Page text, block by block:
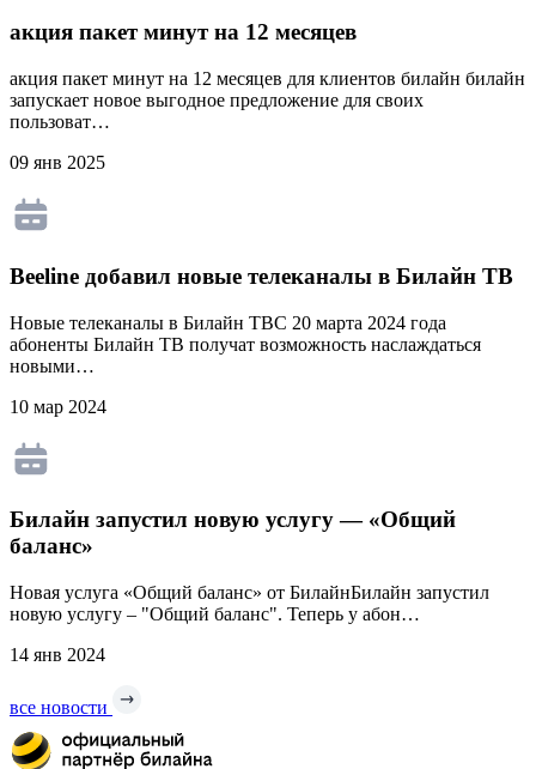
акция пакет минут на 12 месяцев
акция пакет минут на 12 месяцев для клиентов билайн билайн
запускает новое выгодное предложение для своих
пользоват…
09 янв 2025
Beeline добавил новые телеканалы в Билайн ТВ
Новые телеканалы в Билайн ТВС 20 марта 2024 года
абоненты Билайн ТВ получат возможность наслаждаться
новыми…
10 мар 2024
Билайн запустил новую услугу — «Общий
баланс»
Новая услуга «Общий баланс» от БилайнБилайн запустил
новую услугу – "Общий баланс". Теперь у абон…
14 янв 2024
все новости